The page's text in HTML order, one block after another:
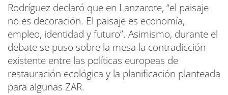
Rodríguez declaró que en Lanzarote, “el paisaje
no es decoración. El paisaje es economía,
empleo, identidad y futuro”. Asimismo, durante el
debate se puso sobre la mesa la contradicción
existente entre las políticas europeas de
restauración ecológica y la planificación planteada
para algunas ZAR.